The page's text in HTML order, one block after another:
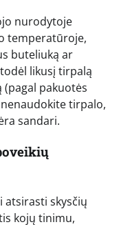
nurodytoje
temperatūroje,
buteliuką ar
likusį tirpalą
pakuotės
tirpalo,
sandari.
atsirasti skysčių
kojų tinimu,